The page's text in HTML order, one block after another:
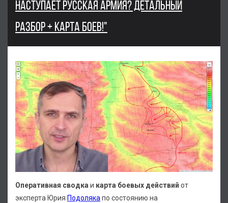
НАСТУПАЕТ РУССКАЯ АРМИЯ? ДЕТАЛЬНЫЙ
РАЗБОР + КАРТА БОЕВ!"
Оперативная сводка и карта боевых действий от
эксперта Юрия Подолякапо состоянию на